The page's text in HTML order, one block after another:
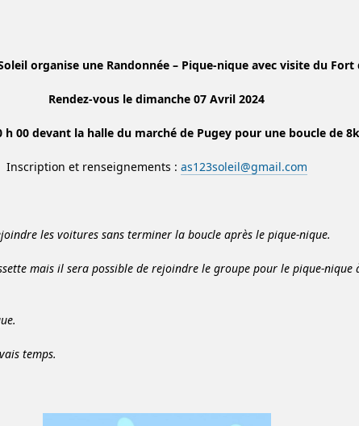
organise une Randonnée – Pique-nique avec visite du Fort
Rendez-vous le dimanche 07 Avril 2024
h 00 devant la halle du marché de Pugey pour une boucle de
Inscription et renseignements : as123soleil@gmail.com
les voitures sans terminer la boucle après le pique-nique.
mais il sera possible de rejoindre le groupe pour le pique-
temps.